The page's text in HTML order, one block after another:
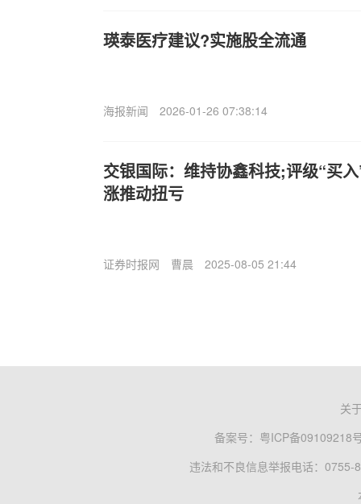
瑛泰医疗建议?实施股全流通
海报新闻 2026-01-26 07:38:14
交银国际：维持协鑫科技;评级“买
涨推动扭亏
证券时报网 曹晨 2025-08-05 21:44
关
备案号： 粤ICP备09109218
违法和不良信息举报电话：0755-